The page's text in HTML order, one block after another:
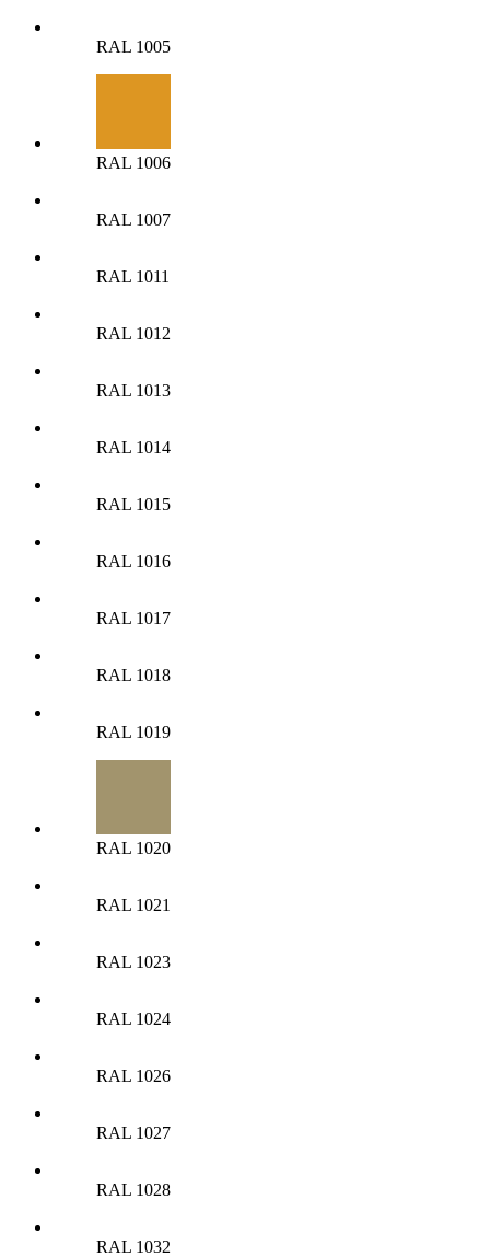
RAL 1005
RAL 1006
RAL 1007
RAL 1011
RAL 1012
RAL 1013
RAL 1014
RAL 1015
RAL 1016
RAL 1017
RAL 1018
RAL 1019
RAL 1020
RAL 1021
RAL 1023
RAL 1024
RAL 1026
RAL 1027
RAL 1028
RAL 1032